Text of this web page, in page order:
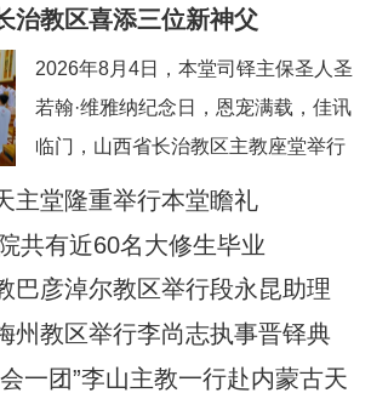
工。本次避静特别邀请到上海佘山修
深刻地认识真实的耶稣基督”。在当今
忙碌而多元的牧灵环境中，此次避静
为神父们提供了一个宝贵的静默与省
思时机，帮助大家暂时脱离日常事
务，回归内在深
治教区喜添三位新神父
2026年8月4日，本堂司铎主保圣人圣
若翰·维雅纳纪念日，恩宠满载，佳讯
临门，山西省长治教区主教座堂举行
司铎祝圣典礼，为张浩然（伯多
禄）三位执事授予司铎圣秩。祝圣典
礼由长治教区丁令斌主教主持，教区
办公室主任申学忠神父、主教府本堂
韩霄神父襄礼。来自长治教区及各地
主堂隆重举行本堂瞻礼
共有近60名大修生毕业
巴彦淖尔教区举行段永昆助理
州教区举行李尚志执事晋铎典
一团”李山主教一行赴内蒙古天